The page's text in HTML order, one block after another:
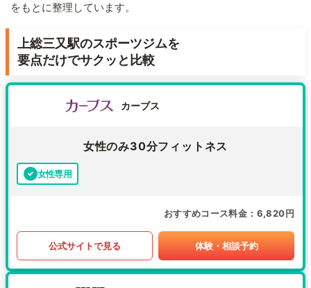
をもとに整理しています。
上総三又駅のスポーツジムを
要点だけでサクッと比較
カーブス
女性のみ30分フィットネス
女性専用
おすすめコース料金 6,820円
公式サイトで見る 体験・相談予約